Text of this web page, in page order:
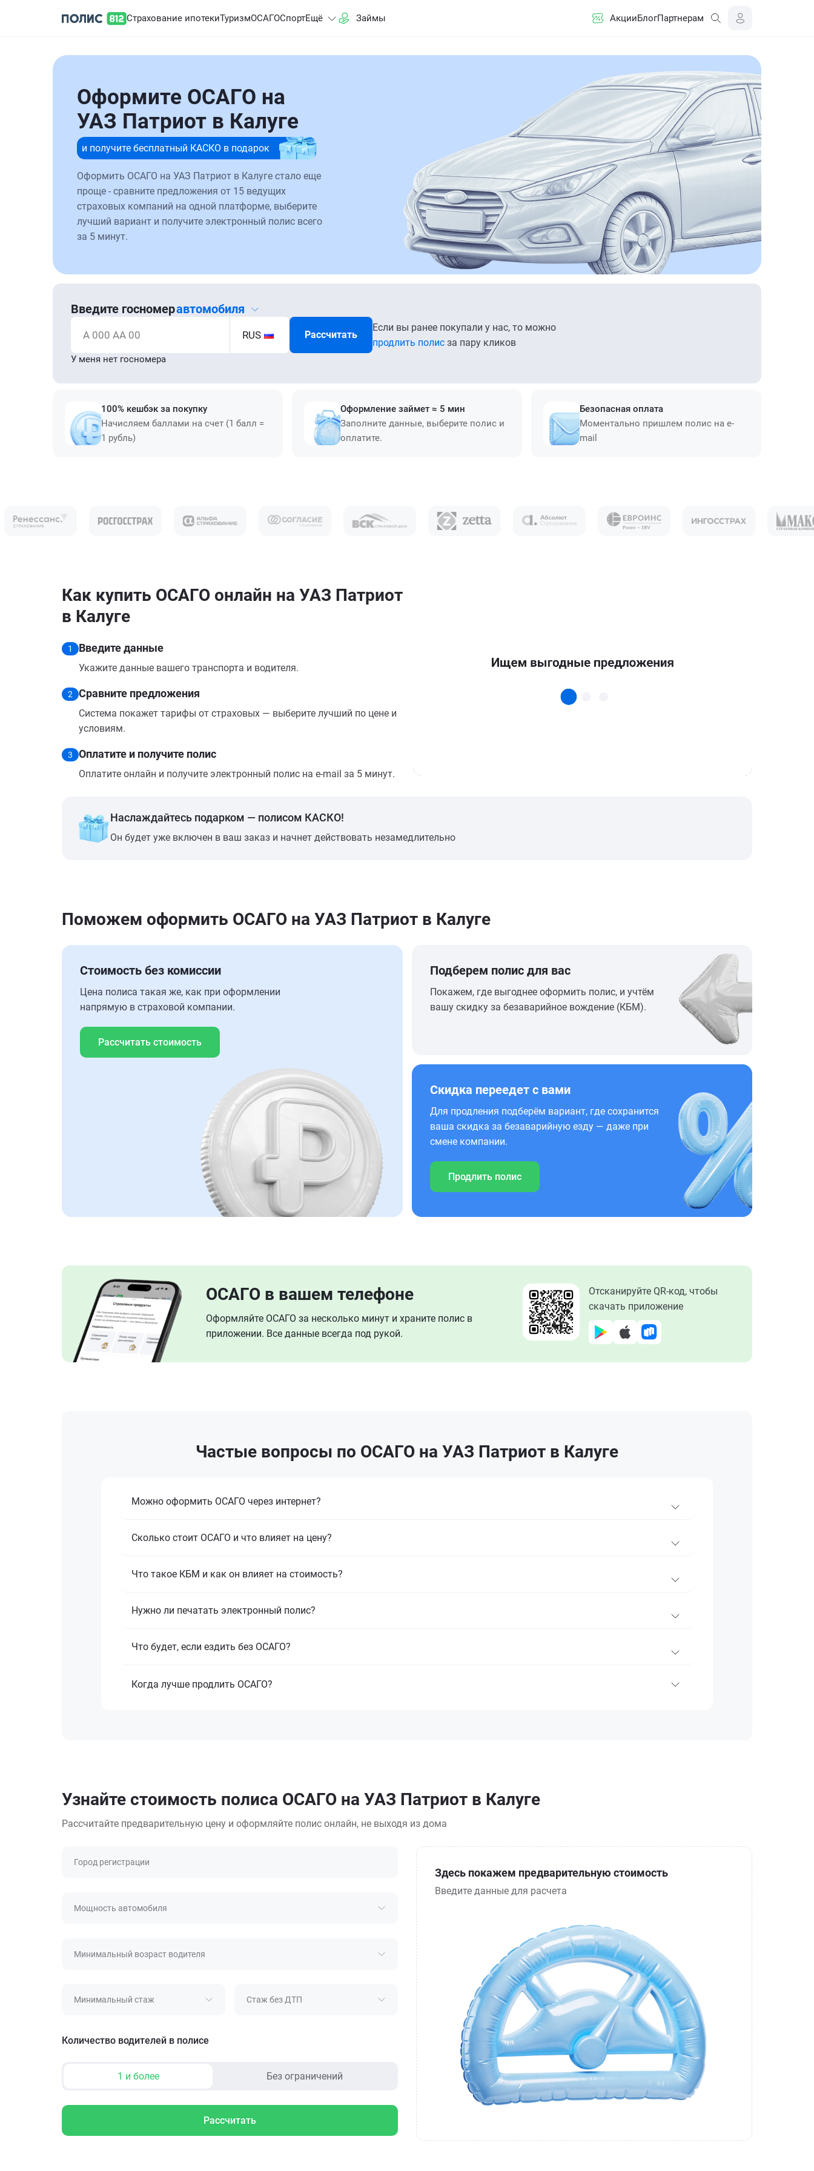
Страхование ипотекиТуризмОСАГОСпортЕщё Займы АкцииБлогПартнерам
Оформите ОСАГО на
УАЗ Патриот в Калуге
и получите бесплатный КАСКО в подарок
Оформить ОСАГО на УАЗ Патриот в Калуге стало еще
проще - сравните предложения от 15 ведущих
страховых компаний на одной платформе, выберите
лучший вариант и получите электронный полис всего
за 5 минут.
Введите госномеравтомобиля
А 000 АА 00 RUS Рассчитать
Если вы ранее покупали у нас, то можно
продлить полис за пару кликов
У меня нет госномера
100% кешбэк за покупку
Начисляем баллами на счет (1 балл =
1 рубль)
Оформление займет ≈ 5 мин
Заполните данные, выберите полис и
оплатите.
Безопасная оплата
Моментально пришлем полис на e-
mail
Как купить ОСАГО онлайн на УАЗ Патриот
в Калуге
1 Введите данные
Укажите данные вашего транспорта и водителя.
2 Сравните предложения
Система покажет тарифы от страховых — выберите лучший по цене и
условиям.
3 Оплатите и получите полис
Оплатите онлайн и получите электронный полис на e-mail за 5 минут.
Наслаждайтесь подарком — полисом КАСКО!
Он будет уже включен в ваш заказ и начнет действовать незамедлительно
Поможем оформить ОСАГО на УАЗ Патриот в Калуге
Стоимость без комиссии
Цена полиса такая же, как при оформлении
напрямую в страховой компании.
Рассчитать стоимость
Подберем полис для вас
Покажем, где выгоднее оформить полис, и учтём
вашу скидку за безаварийное вождение (КБМ).
Скидка переедет с вами
Для продления подберём вариант, где сохранится
ваша скидка за безаварийную езду — даже при
смене компании.
Продлить полис
ОСАГО в вашем телефоне
Оформляйте ОСАГО за несколько минут и храните полис в
приложении. Все данные всегда под рукой.
Отсканируйте QR-код, чтобы
скачать приложение
Частые вопросы по ОСАГО на УАЗ Патриот в Калуге
Можно оформить ОСАГО через интернет?
Сколько стоит ОСАГО и что влияет на цену?
Что такое КБМ и как он влияет на стоимость?
Нужно ли печатать электронный полис?
Что будет, если ездить без ОСАГО?
Когда лучше продлить ОСАГО?
Узнайте стоимость полиса ОСАГО на УАЗ Патриот в Калуге
Рассчитайте предварительную цену и оформляйте полис онлайн, не выходя из дома
Город регистрации
Мощность автомобиля
Минимальный возраст водителя
Минимальный стаж Стаж без ДТП
Количество водителей в полисе
1 и более Без ограничений
Рассчитать
Здесь покажем предварительную стоимость
Введите данные для расчета